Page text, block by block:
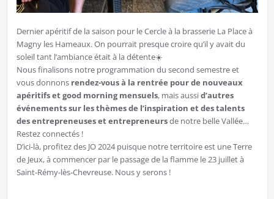
Dernier apéritif de la saison pour le Cercle à la brasserie La Place à
Magny les Hameaux. On pourrait presque croire qu’il y avait du
soleil tant l’ambiance était à la détente☀️
Nous finalisons notre programmation du second semestre et
vous donnonsrendez-vous à la rentrée pour de nouveaux
apéritifs et good morning mensuels, mais aussid’autres
événements sur les thèmes de l’inspiration et des talents
des entrepreneuses et entrepreneursde notre belle Vallée…
Restez connectés !
D’ici-là, profitez des JO 2024 puisque notre territoire est une Terre
de Jeux, à commencer par le passage de la flamme le 23 juillet à
Saint-Rémy-lès-Chevreuse. Nous y serons !